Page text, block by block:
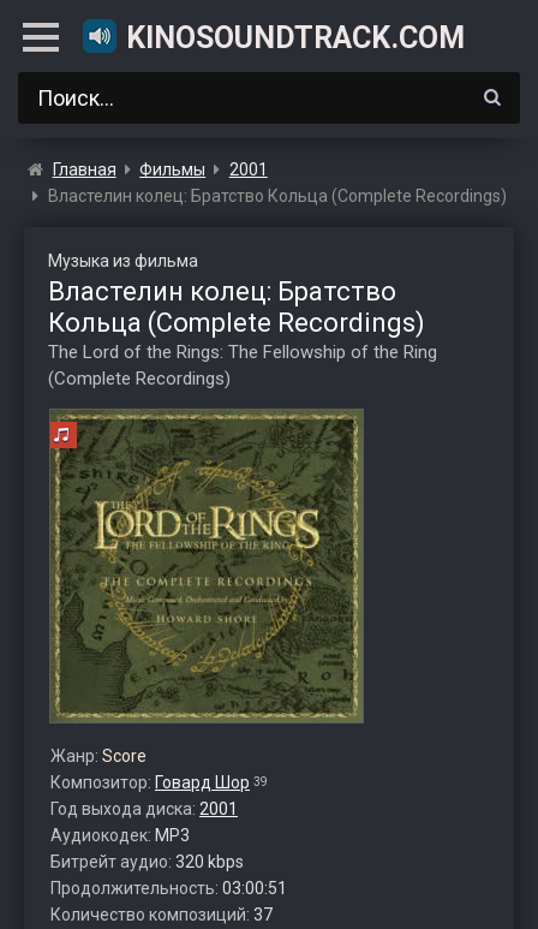
KINOSOUNDTRACK.COM
Главная Фильмы
2001
Властелин колец: Братство Кольца (Complete Recordings)
Музыка из фильма
Властелин колец: Братство
Кольца (Complete Recordings)
The Lord of the Rings: The Fellowship of the Ring
(Complete Recordings)
Жанр: Score
Композитор: Говард Шор 39
Год выхода диска: 2001
Аудиокодек: MP3
Битрейт аудио: 320 kbps
Продолжительность: 03:00:51
Количество композиций: 37